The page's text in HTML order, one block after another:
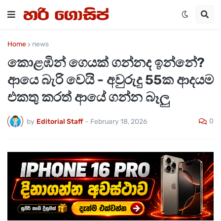
Home news
කොළඹින් ගෙයක් ගන්නද ඉන්නේ?
ආයෙ බැරි වෙයි - අවුරුදු 55ක ආදයම
එකතු කරත් ආයේ ගන්න බෑලු
by Editorial Staff - February 18, 2026 0